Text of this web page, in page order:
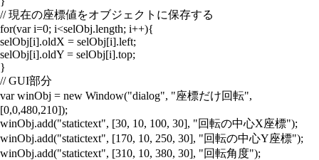
// 現在の座標値をオブジェクトに保存する
for(var i=0; i<selObj.length; i++){
selObj[i].oldX = selObj[i].left;
selObj[i].oldY = selObj[i].top;
}
// GUI部分
var winObj = new Window("dialog", "座標だけ回転",
[0,0,480,210]);
winObj.add("statictext", [30, 10, 100, 30], "回転の中心X座標");
winObj.add("statictext", [170, 10, 250, 30], "回転の中心Y座標");
winObj.add("statictext", [310, 10, 380, 30], "回転角度");